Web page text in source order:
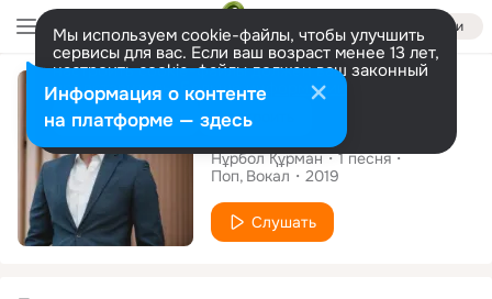
Войти
Мы используем cookie-файлы, чтобы улучшить
сервисы для вас. Если ваш возраст менее 13 лет,
настроить cookie-файлы должен ваш законный
представитель. Больше информации
Разрешить все Настроить
Сингл
Ескі ауыл
Нұрбол Құрман 1песня
Поп Вокал 2019
Слушать
Информация о контенте
на платформе — здесь